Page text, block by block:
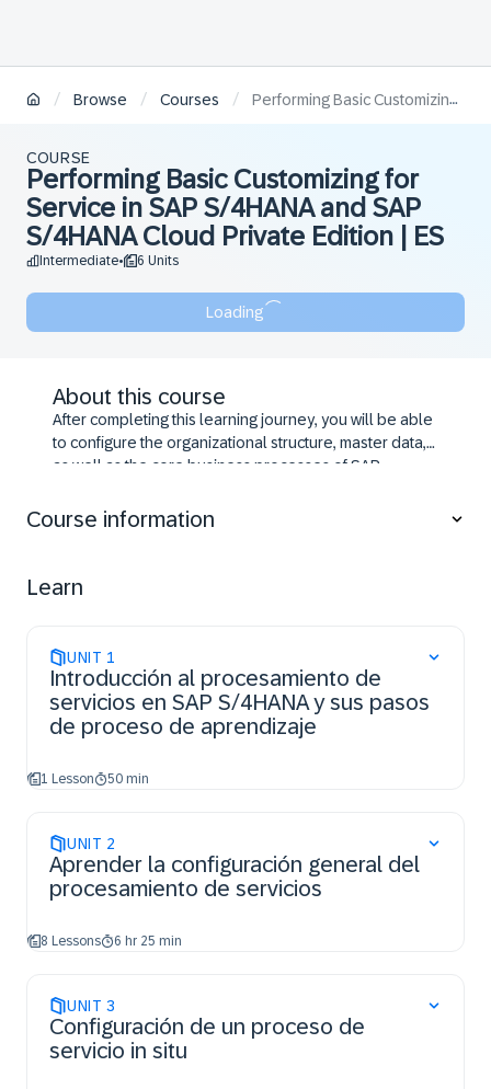
/ Browse / Courses / Performing Basic Customizing for Service in SAP S/4HANA and SAP S/4HANA Cloud Private Edition | ES
COURSE
Performing Basic Customizing for
Service in SAP S/4HANA and SAP
S/4HANA Cloud Private Edition | ES
Intermediate• 6 Units
Loading
About this course
After completing this learning journey, you will be able
to configure the organizational structure, master data,
as well as the core business processes of SAP
configuration of the integration with Logistics,
Course information
Learn
UNIT 1
Introducción al procesamiento de
servicios en SAP S/4HANA y sus pasos
de proceso de aprendizaje
1 Lesson 50 min
UNIT 2
Aprender la configuración general del
procesamiento de servicios
8 Lessons 6 hr 25 min
UNIT 3
Configuración de un proceso de
servicio in situ